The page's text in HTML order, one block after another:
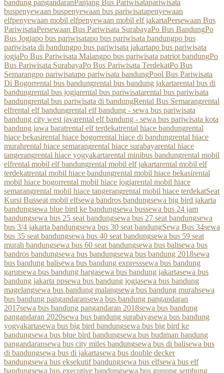
bandung pangandaranPanjang Bus Pariwisatapariwisata
buspenyewaan buspenyewaan bus pariwisatapenyewaan
elfpenyewaan mobil elfpenyewaan mobil elf jakartaPersewaan Bus
PariwisataPersewaan Bus Pariwisata SurabayaPo Bus BandungPo
Bus Jogjapo bus pariwisatapo bus pariwisata bandungpo bus
pariwisata di bandungpo bus pariwisata jakartapo bus pariwisata
jogjaPo Bus Pariwisata Malangpo bus pariwisata patriot bandungPo
Bus Pariwisata SurabayaPo Bus Pariwisata TerdekatPo Bus
Semarangpo pariwisatapo pariwisata bandungPool Bus Pariwisata
Di Bogorrental bus bandungrental bus bandung jakartarental bus di
bandungrental bus jogjarental bus pariwisatarental bus pariwisata
bandungrental bus pariwisata di bandungRental Bus Semarangrental
elfrental elf bandungrental elf bandung - sewa bus pariwisata
bandung city west javarental elf bandung - sewa bus pariwisata kota
bandung jawa baratrental elf terdekatrental hiace bandungrental
hiace bekasirental hiace bogorrental hiace di bandungrental hiace
murahrental hiace semarangrental hiace surabayarental hiace
tangerangrental hiace yogyakartarental minibus bandungrental mobil
elfrental mobil elf bandungrental mobil elf jakartarental mobil elf
terdekatrental mobil hiace bandungrental mobil hiace bekasirental
mobil hiace bogorrental mobil hiace jogjarental mobil hiace
semarangrental mobil hiace tangerangrental mobil hiace terdekatSeat
Kursi Busseat mobil elfsewa bandros bandungsewa big bird jakarta
bandungsewa blue bird ke bandungsewa bussewa bus 24 jam
bandungsewa bus 25 seat bandungsewa bus 27 seat bandungsewa
bus 3/4 jakarta bandungsewa bus 30 seat bandungSewa Bus 34sewa
bus 35 seat bandungsewa bus 40 seat bandungsewa bus 59 seat
murah bandungsewa bus 60 seat bandungsewa bus balisewa bus
bandros bandungsewa bus bandungsewa bus bandung 2018sewa
bus bandung balisewa bus bandung expresssewa bus bandung
garutsewa bus bandung hargasewa bus bandung jakartasewa bus
bandung jakarta ppsewa bus bandung jogjasewa bus bandung
magelangsewa bus bandung malangsewa bus bandung murahsewa
bus bandung pangandaransewa bus bandung pangandaran
2017sewa bus bandung pangandaran 2018sewa bus bandung
pangandaran 2020sewa bus bandung surabayasewa bus bandung
yogyakartasewa bus big bird bandungsewa bus big bird ke
bandungsewa bus blue bird bandungsewa bus budiman bandung
pangandaransewa bus city miles bandungsewa bus di balisewa bus
di bandungsewa bus di jakartasewa bus double decker
bandungsewa bus eksekutif bandungsewa bus elfsewa bus elf
bandungsewa bus executive bandungsewa bus gunung sembung